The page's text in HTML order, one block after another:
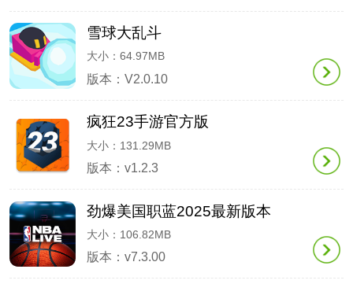
雪球大乱斗
大小：64.97MB
版本：V2.0.10
疯狂23手游官方版
大小：131.29MB
版本：v1.2.3
劲爆美国职蓝2025最新版本
大小：106.82MB
版本：v7.3.00